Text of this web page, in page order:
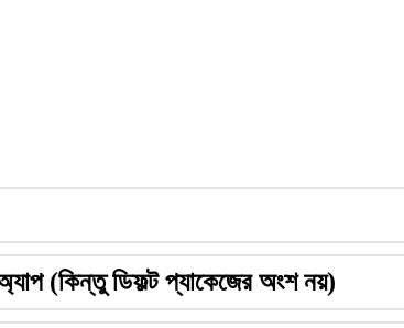
যপ (কনত ডফট পযকজর অশ নয)